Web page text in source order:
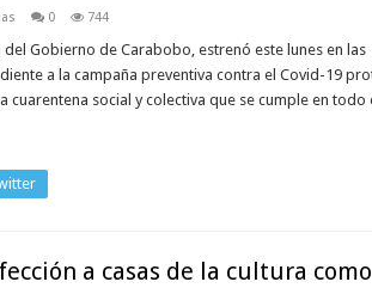
0 744
del Gobierno de Carabobo, estrenó este lunes en
a la campaña preventiva contra el Covid-19
cuarentena social y colectiva que se cumple en
a casas de la cultura